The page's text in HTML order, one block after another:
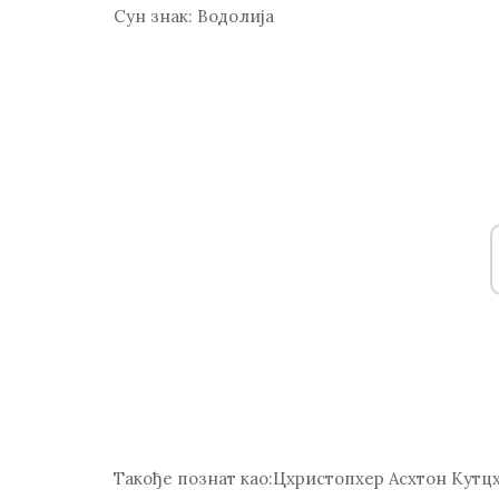
Сун знак: Водолија
Такође познат као:Цхристопхер Асхтон